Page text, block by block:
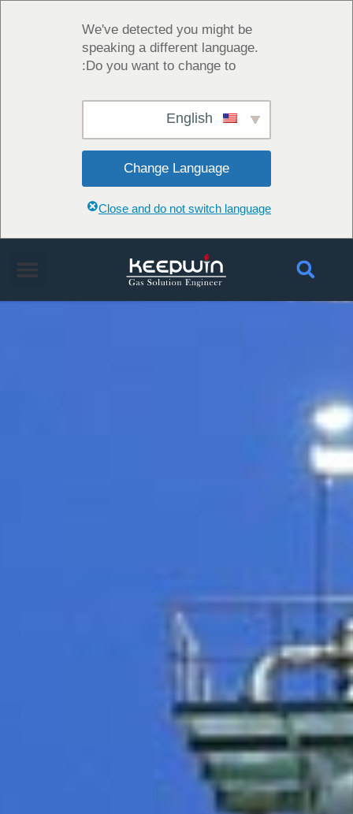
We've detected you might be
speaking a different language.
Do you want to change to:
Change Language
Close and do not switch language